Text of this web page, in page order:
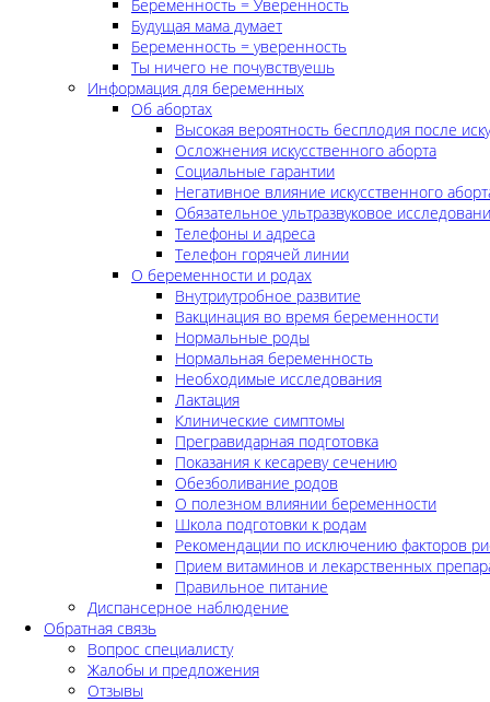
Беременность = Уверенность
Будущая мама думает
Беременность = уверенность
Ты ничего не почувствуешь
Информация для беременных
Об абортах
Высокая вероятность бесплодия после
Осложнения искусственного аборта
Социальные гарантии
Негативное влияние искусственного
Обязательное ультразвуковое
Телефоны и адреса
Телефон горячей линии
О беременности и родах
Внутриутробное развитие
Вакцинация во время беременности
Нормальные роды
Нормальная беременность
Необходимые исследования
Лактация
Клинические симптомы
Прегравидарная подготовка
Показания к кесареву сечению
Обезболивание родов
О полезном влиянии беременности
Школа подготовки к родам
Рекомендации по исключению факторов
Прием витаминов и лекарственных
Правильное питание
Диспансерное наблюдение
Обратная связь
Вопрос специалисту
Жалобы и предложения
Отзывы